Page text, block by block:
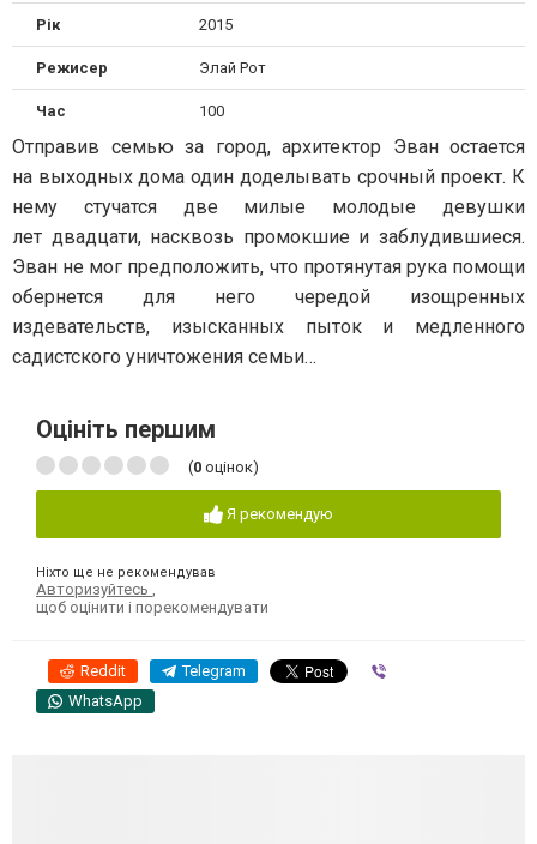
Рік 2015
Режисер Элай Рот
Час 100
Отправив семью за город, архитектор Эван остается
на выходных дома один доделывать срочный проект. К
нему стучатся две милые молодые девушки
лет двадцати, насквозь промокшие и заблудившиеся.
Эван не мог предположить, что протянутая рука помощи
обернется для него чередой изощренных
издевательств, изысканных пыток и медленного
садистского уничтожения семьи…
Оцініть першим
(0 оцінок)
Я рекомендую
Ніхто ще не рекомендував
Авторизуйтесь ,
щоб оцінити і порекомендувати
Reddit Telegram
WhatsApp